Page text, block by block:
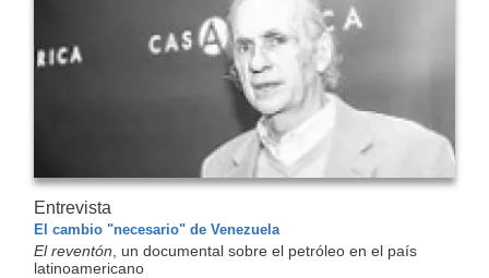
Entrevista
El cambio "necesario" de Venezuela
El reventón , un documental sobre el petróleo en el país
latinoamericano